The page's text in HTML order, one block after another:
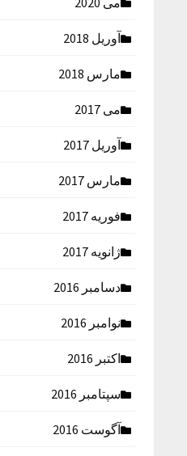
آوریل 2018
مارس 2018
می 2017
آوریل 2017
مارس 2017
فوریه 2017
ژانویه 2017
دسامبر 2016
نوامبر 2016
اکتبر 2016
سپتامبر 2016
آگوست 2016